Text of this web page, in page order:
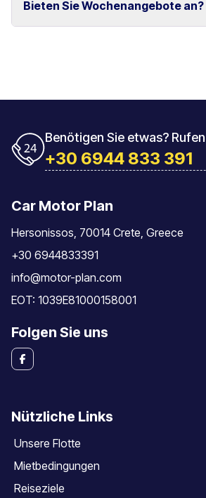
und Rethymno.
Das Fahrzeug muss mit der gleichen
Bieten Sie Wochenangebote an?
Benötigen Sie etwas?
+30 6944 833 391
Car Motor Plan
Hersonissos, 70014 Crete, Greece
+30 6944833391
info@motor-plan.com
EOT: 1039E81000158001
Folgen Sie uns
Nützliche Links
Unsere Flotte
Mietbedingungen
Reiseziele